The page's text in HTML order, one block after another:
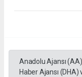
Anadolu Ajansı
Haber Ajansı